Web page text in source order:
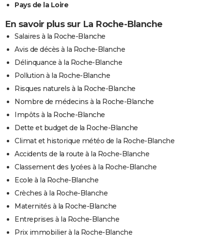
Pays de la Loire
En savoir plus sur La Roche-Blanche
Salaires à la Roche-Blanche
Avis de décès à la Roche-Blanche
Délinquance à la Roche-Blanche
Pollution à la Roche-Blanche
Risques naturels à la Roche-Blanche
Nombre de médecins à la Roche-Blanche
Impôts à la Roche-Blanche
Dette et budget de la Roche-Blanche
Climat et historique météo de la Roche-Blanche
Accidents de la route à la Roche-Blanche
Classement des lycées à la Roche-Blanche
Ecole à la Roche-Blanche
Crèches à la Roche-Blanche
Maternités à la Roche-Blanche
Entreprises à la Roche-Blanche
Prix immobilier à la Roche-Blanche